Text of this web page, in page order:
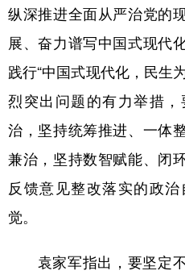
纵深推进全面从严治党的
展、奋力谱写中国式现代
践行“中国式现代化，民生
烈突出问题的有力举措
治，坚持统筹推进、一体
兼治，坚持数智赋能、闭
反馈意见整改落实的政
觉。
袁家军指出，要坚定不